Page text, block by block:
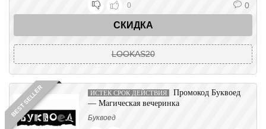
0
0
СКИДКА
LOOKAS20
BEST SELLER ИСТЕК СРОК ДЕЙСТВИЯ
Промокод Буквоед
— Магическая вечеринка
Буквоед